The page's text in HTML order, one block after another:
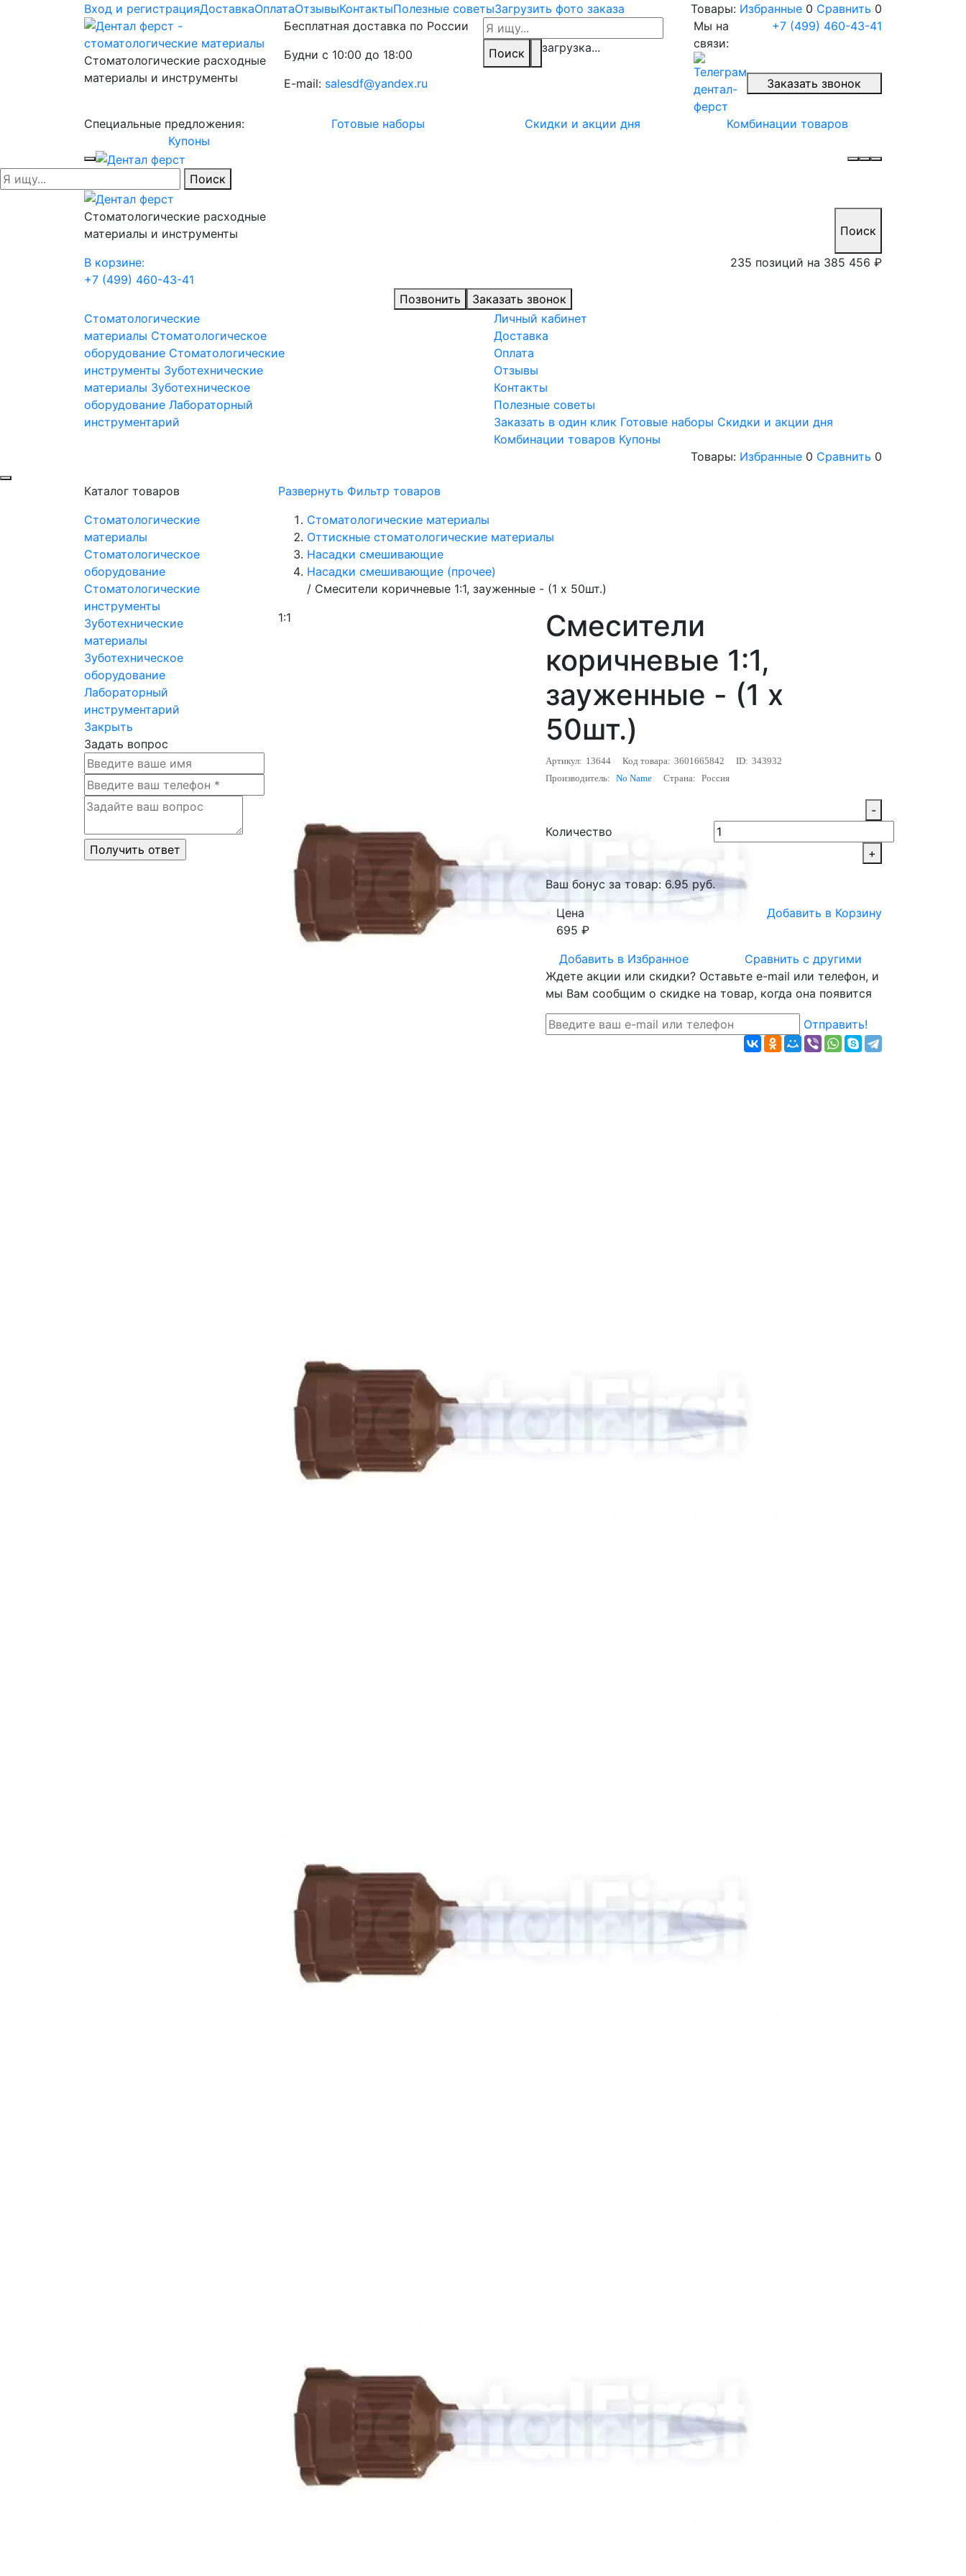
Вход и регистрацияДоставкаОплатаОтзывыКонтактыПолезные советыЗагрузить фото заказа Товары: Избранные 0 Сравнить 0
Стоматологические расходные
материалы и инструменты
Бесплатная доставка по России
Будни с 10:00 до 18:00
E-mail: salesdf@yandex.ru
Поиск загрузка...
Мы на
связи:
+7 (499) 460-43-41
Заказать звонок
Специальные предложения: Готовые наборы Скидки и акции дня
Комбинации товаров
Купоны
Поиск
Стоматологические расходные
материалы и инструменты
Поиск
В корзине: 235 позиций на 385 456 ₽
+7 (499) 460-43-41
Позвонить
Заказать звонок
Стоматологические
материалы Стоматологическое
оборудование Стоматологические
инструменты Зуботехнические
материалы Зуботехническое
оборудование Лабораторный
инструментарий
Личный кабинет
Доставка
Оплата
Отзывы
Контакты
Полезные советы
Заказать в один клик Готовые наборы Скидки и акции дня
Комбинации товаров Купоны
Товары: Избранные 0 Сравнить 0
Каталог товаров
Стоматологические
материалы
Стоматологическое
оборудование
Стоматологические
инструменты
Зуботехнические
материалы
Зуботехническое
оборудование
Лабораторный
инструментарий
Закрыть
Задать вопрос
Развернуть Фильтр товаров
Стоматологические материалы
Оттискные стоматологические материалы
Насадки смешивающие
Насадки смешивающие (прочее)
/ Смесители коричневые 1:1, зауженные - (1 х 50шт.)
1:1
Смесители
коричневые 1:1,
зауженные - (1 х
50шт.)
Артикул: 13644 Код товара: 3601665842 ID: 343932
Производитель: No Name Страна: Россия
Количество
-
+
Ваш бонус за товар: 6.95 руб.
Цена
695 ₽
Добавить в Корзину
Добавить в Избранное
Сравнить с другими
Ждете акции или скидки? Оставьте e-mail или телефон, и
мы Вам сообщим о скидке на товар, когда она появится
Отправить!